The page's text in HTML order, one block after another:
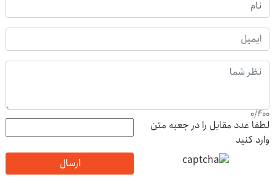
0/400
لطفا عدد مقابل را در جعبه متن
وارد کنید
ارسال